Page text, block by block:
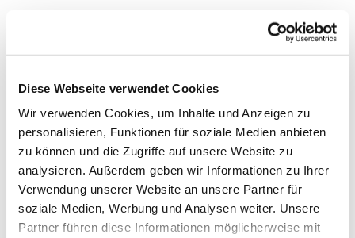
Diese Webseite verwendet Cookies
Wir verwenden Cookies, um Inhalte und Anzeigen zu
personalisieren, Funktionen für soziale Medien anbieten
zu können und die Zugriffe auf unsere Website zu
analysieren. Außerdem geben wir Informationen zu Ihrer
Verwendung unserer Website an unsere Partner für
soziale Medien, Werbung und Analysen weiter. Unsere
Partner führen diese Informationen möglicherweise mit
Der ABENDGOTTESDIENST ist ein neues Gottesdienst-
Format in unserer Gemeinde, und monatlich in einer
Was Euch und Sie in der Lutherkirche erwartet:
Ein stimmungsvoller Gottesdienst in neuer Form, mit
MUSIK von unserer Gemeindeband Katharina und
anschließender Begegnung bei einem kleinen Imbiss
Herzliche Einladung!